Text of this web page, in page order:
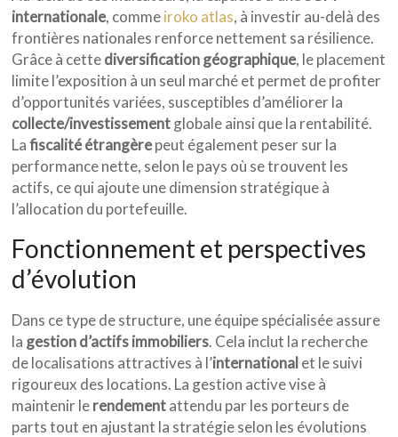
internationale, commeiroko atlas, à investir au-delà des
frontières nationales renforce nettement sa résilience.
Grâce à cettediversification géographique, le placement
limite l’exposition à un seul marché et permet de profiter
d’opportunités variées, susceptibles d’améliorer la
collecte/investissementglobale ainsi que la rentabilité.
Lafiscalité étrangèrepeut également peser sur la
performance nette, selon le pays où se trouvent les
actifs, ce qui ajoute une dimension stratégique à
l’allocation du portefeuille.
Fonctionnement et perspectives
d’évolution
Dans ce type de structure, une équipe spécialisée assure
la gestion d’actifs immobiliers. Cela inclut la recherche
de localisations attractives à l’international et le suivi
rigoureux des locations. La gestion active vise à
maintenir lerendementattendu par les porteurs de
parts tout en ajustant la stratégie selon les évolutions